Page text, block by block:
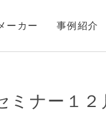
ーカー 事例紹介
ミナー１